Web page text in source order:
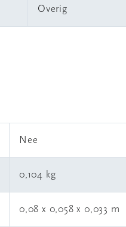
Overig
Nee
0,104 kg
0,08 x 0,058 x 0,033 m